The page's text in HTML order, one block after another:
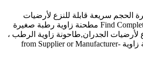
الحجم سريعة قابلة للنزع لأرضيات
الجدران, Find Complete Details about مطحنة زاوية رطبة صغيرة
لأرضيات الجدران,طاحونة زاوية الرطب ،
طاحونة صغيرة ، طاحونة زاوية from Supplier or Manufacturer-